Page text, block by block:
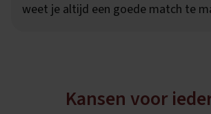
weet je altijd een goede match te
Kansen voor